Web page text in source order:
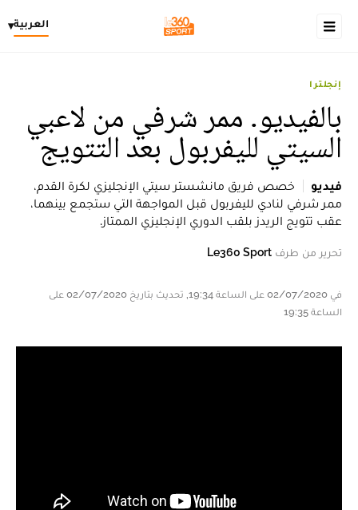
العربية▾
إنجلترا
بالفيديو. ممر شرفي من لاعبي
السيتي لليفربول بعد التتويج
فيديو
خصص فريق مانشستر سيتي الإنجليزي لكرة القدم،
ممر شرفي لنادي لليفربول قبل المواجهة التي ستجمع بينهما،
عقب تتويج الريدز بلقب الدوري الإنجليزي الممتاز.
تحرير من طرف Le360 Sport
في 02/07/2020 على الساعة 19:34, تحديث بتاريخ 02/07/2020 على
الساعة 19:35